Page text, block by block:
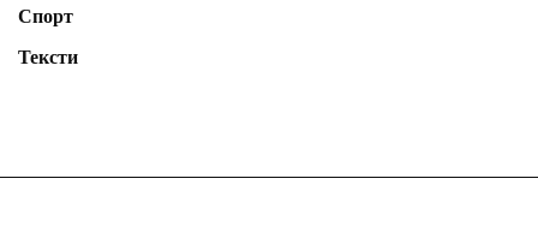
Спорт
Тексти